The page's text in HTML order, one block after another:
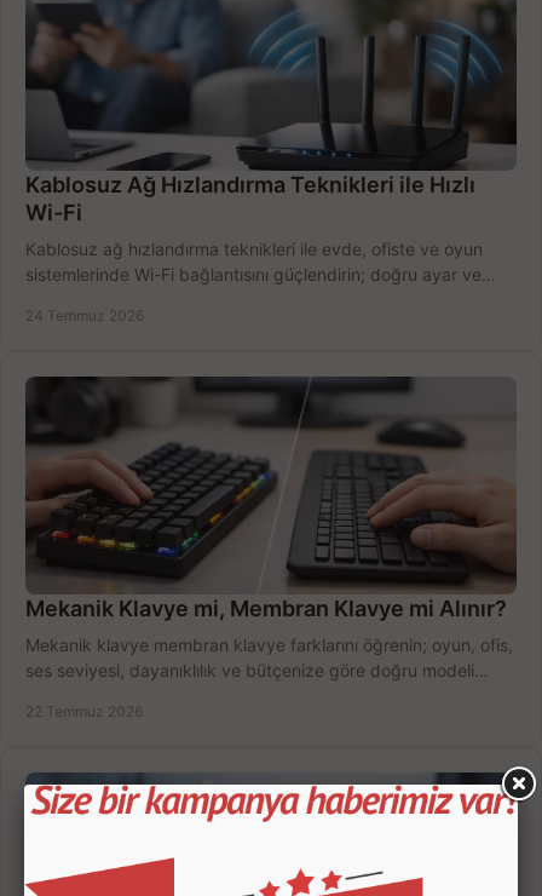
Kablosuz Ağ Hızlandırma Teknikleri ile Hızlı
Wi-Fi
Kablosuz ağ hızlandırma teknikleri ile evde, ofiste ve oyun
sistemlerinde Wi-Fi bağlantısını güçlendirin; doğru ayar ve
24 Temmuz 2026
Mekanik Klavye mi, Membran Klavye mi Alınır?
Mekanik klavye membran klavye farklarını öğrenin; oyun, ofis,
ses seviyesi, dayanıklılık ve bütçenize göre doğru modeli
22 Temmuz 2026